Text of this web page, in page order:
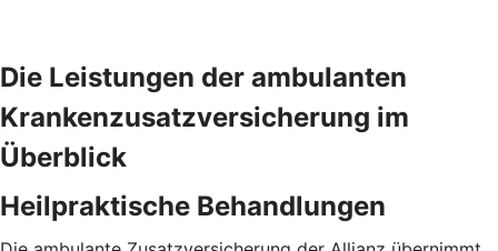
Die Leistungen der ambulanten
Krankenzusatzversicherung im
Überblick
Heilpraktische Behandlungen